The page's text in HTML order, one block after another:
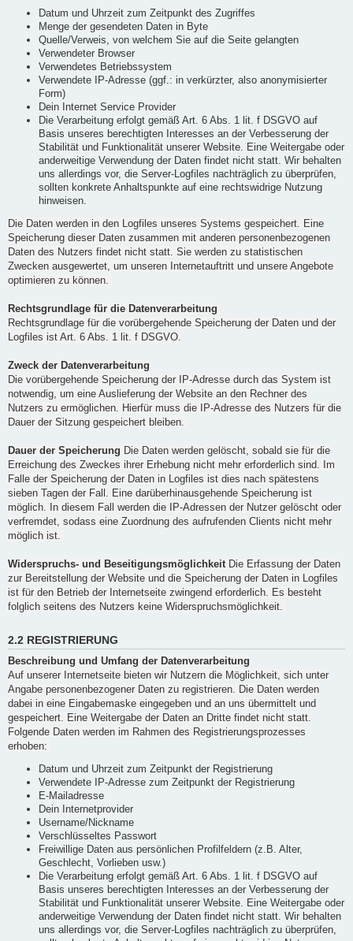
Datum und Uhrzeit zum Zeitpunkt des Zugriffes
Menge der gesendeten Daten in Byte
Quelle/Verweis, von welchem Sie auf die Seite gelangten
Verwendeter Browser
Verwendetes Betriebssystem
Verwendete IP-Adresse (ggf.: in verkürzter, also anonymisierter
Form)
Dein Internet Service Provider
Die Verarbeitung erfolgt gemäß Art. 6 Abs. 1 lit. f DSGVO auf
Basis unseres berechtigten Interesses an der Verbesserung der
Stabilität und Funktionalität unserer Website. Eine Weitergabe oder
anderweitige Verwendung der Daten findet nicht statt. Wir behalten
uns allerdings vor, die Server-Logfiles nachträglich zu überprüfen,
sollten konkrete Anhaltspunkte auf eine rechtswidrige Nutzung
hinweisen.
Die Daten werden in den Logfiles unseres Systems gespeichert. Eine
Speicherung dieser Daten zusammen mit anderen personenbezogenen
Daten des Nutzers findet nicht statt. Sie werden zu statistischen
Zwecken ausgewertet, um unseren Internetauftritt und unsere Angebote
optimieren zu können.
Rechtsgrundlage für die Datenverarbeitung
Rechtsgrundlage für die vorübergehende Speicherung der Daten und der
Logfiles ist Art. 6 Abs. 1 lit. f DSGVO.
Zweck der Datenverarbeitung
Die vorübergehende Speicherung der IP-Adresse durch das System ist
notwendig, um eine Auslieferung der Website an den Rechner des
Nutzers zu ermöglichen. Hierfür muss die IP-Adresse des Nutzers für die
Dauer der Sitzung gespeichert bleiben.
Dauer der Speicherung Die Daten werden gelöscht, sobald sie für die
Erreichung des Zweckes ihrer Erhebung nicht mehr erforderlich sind. Im
Falle der Speicherung der Daten in Logfiles ist dies nach spätestens
sieben Tagen der Fall. Eine darüberhinausgehende Speicherung ist
möglich. In diesem Fall werden die IP-Adressen der Nutzer gelöscht oder
verfremdet, sodass eine Zuordnung des aufrufenden Clients nicht mehr
möglich ist.
Widerspruchs- und Beseitigungsmöglichkeit Die Erfassung der Daten
zur Bereitstellung der Website und die Speicherung der Daten in Logfiles
ist für den Betrieb der Internetseite zwingend erforderlich. Es besteht
folglich seitens des Nutzers keine Widerspruchsmöglichkeit.
2.2 REGISTRIERUNG
Beschreibung und Umfang der Datenverarbeitung
Auf unserer Internetseite bieten wir Nutzern die Möglichkeit, sich unter
Angabe personenbezogener Daten zu registrieren. Die Daten werden
dabei in eine Eingabemaske eingegeben und an uns übermittelt und
gespeichert. Eine Weitergabe der Daten an Dritte findet nicht statt.
Folgende Daten werden im Rahmen des Registrierungsprozesses
erhoben:
Datum und Uhrzeit zum Zeitpunkt der Registrierung
Verwendete IP-Adresse zum Zeitpunkt der Registrierung
E-Mailadresse
Dein Internetprovider
Username/Nickname
Verschlüsseltes Passwort
Freiwillige Daten aus persönlichen Profilfeldern (z.B. Alter,
Geschlecht, Vorlieben usw.)
Die Verarbeitung erfolgt gemäß Art. 6 Abs. 1 lit. f DSGVO auf
Basis unseres berechtigten Interesses an der Verbesserung der
Stabilität und Funktionalität unserer Website. Eine Weitergabe oder
anderweitige Verwendung der Daten findet nicht statt. Wir behalten
uns allerdings vor, die Server-Logfiles nachträglich zu überprüfen,